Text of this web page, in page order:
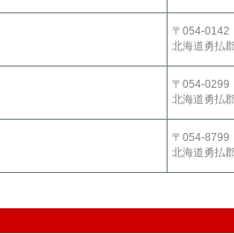
〒054-0142
北海道勇払
〒054-0299
北海道勇払
〒054-8799
北海道勇払